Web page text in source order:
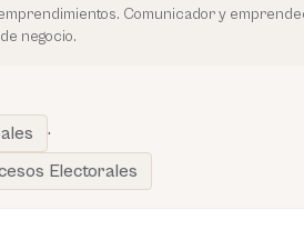
Comunicador y
negocio.
·
Electorales